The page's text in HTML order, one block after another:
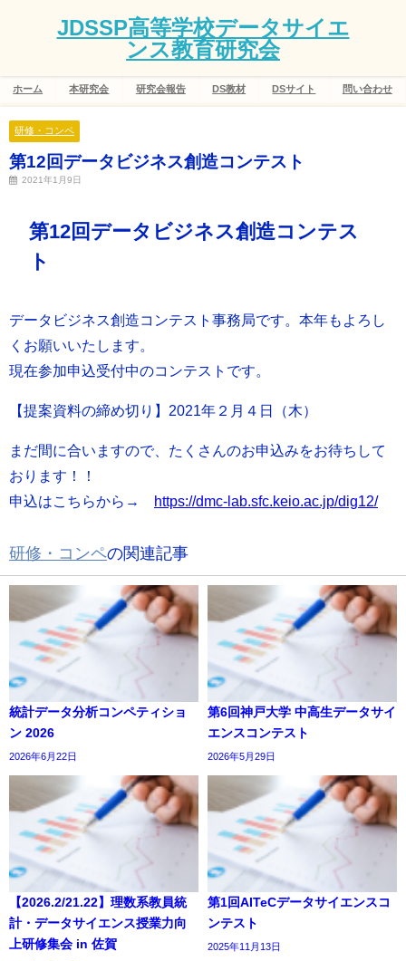
JDSSP高等学校データサイエ
ンス教育研究会
ホーム 本研究会 研究会報告 DS教材 DSサイト 問い合わせ
研修・コンペ
第12回データビジネス創造コンテスト
2021年1月9日
第12回データビジネス創造コンテス
ト
データビジネス創造コンテスト事務局です。本年もよろし
くお願いいたします。
現在参加申込受付中のコンテストです。
【提案資料の締め切り】2021年２月４日（木）
まだ間に合いますので、たくさんのお申込みをお待ちして
おります！！
申込はこちらから→
https://dmc-lab.sfc.keio.ac.jp/dig12/
研修・コンペの関連記事
統計データ分析コンペティショ
ン 2026
2026年6月22日
第6回神戸大学 中高生データサイ
エンスコンテスト
2026年5月29日
【2026.2/21.22】理数系教員統
計・データサイエンス授業力向
上研修集会 in 佐賀
第1回AITeCデータサイエンスコ
ンテスト
2025年11月13日